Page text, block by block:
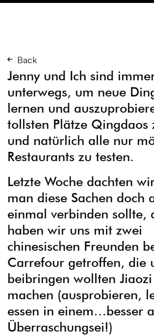
Back
Jenny und Ich sind
unterwegs, um neue
lernen und
tollsten Plätze Qingdaos
und natürlich alle nur
Restaurants zu testen.
Letzte Woche dachten
man diese Sachen doch
einmal verbinden sollte,
haben wir uns mit zwei
chinesischen Freunden
Carrefour getroffen, die
beibringen wollten
machen (ausprobieren,
essen in einem…besser
Überraschungsei!)